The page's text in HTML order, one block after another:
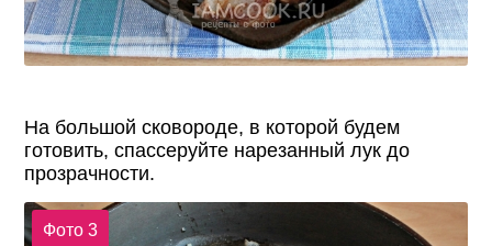
На большой сковороде, в которой будем
готовить, спассеруйте нарезанный лук до
прозрачности.
Фото 3